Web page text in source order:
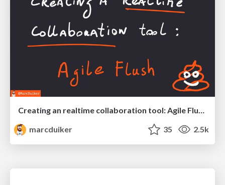
Creating an realtime collaboration tool: Agile Flush - .NET Oxford
marcduiker
35 2.5k